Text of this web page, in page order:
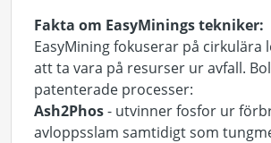
Fakta om EasyMinings tekniker:
EasyMining fokuserar på cirkulära
att ta vara på resurser ur avfall.
patenterade processer:
Ash2Phos- utvinner fosfor ur
avloppsslam samtidigt som